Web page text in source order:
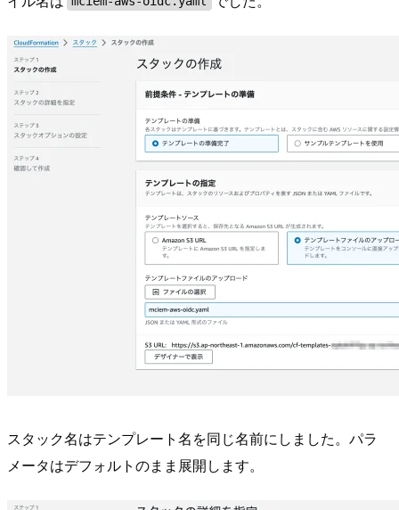
スタック名はテンプレート名を同じ名前にしました。パラ
メータはデフォルトのまま展開します。